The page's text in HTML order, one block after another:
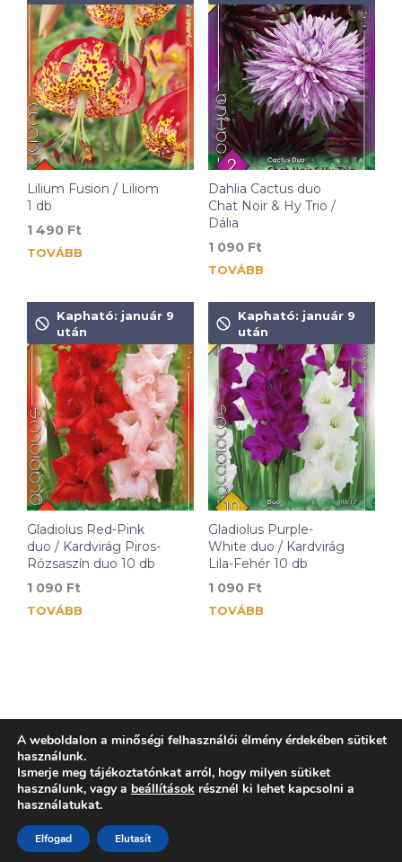
Lilium Fusion / Liliom
1 db
1 490 Ft
TOVÁBB
Dahlia Cactus duo
Chat Noir & Hy Trio /
Dália
1 090 Ft
TOVÁBB
Gladiolus Red-Pink
duo / Kardvirág Piros-
Rózsaszín duo 10 db
1 090 Ft
Kapható: január 9
után
TOVÁBB
Gladiolus Purple-
White duo / Kardvirág
Lila-Fehér 10 db
1 090 Ft
Kapható: január 9
után
TOVÁBB
A weboldalon a minőségi felhasználói élmény érdekében sütiket
használunk.
Ismerje meg tájékoztatónkat arról, hogy milyen sütiket
használunk, vagy a beállítások résznél ki lehet kapcsolni a
használatukat.
Elfogad Elutasít